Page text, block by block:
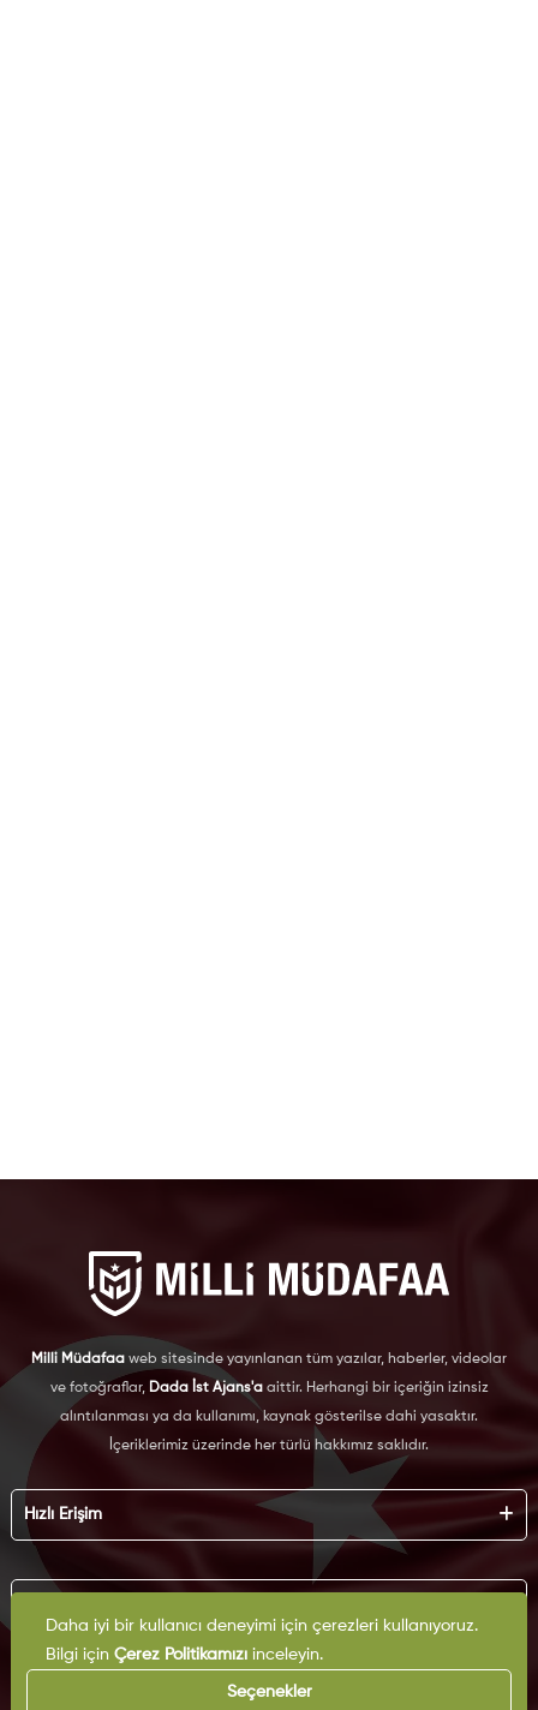
Milli Müdafaa web sitesinde yayınlanan tüm yazılar, haberler, videolar
ve fotoğraflar, Dada İst Ajans'aaittir. Herhangi bir içeriğin izinsiz
alıntılanması ya da kullanımı, kaynak gösterilse dahi yasaktır.
İçeriklerimiz üzerinde her türlü hakkımız saklıdır.
Hızlı Erişim
Künye
Reklam
İş Birliği
Arşiv
İletişim
KVKK
Çerez Politikası
Daha iyi bir kullanıcı deneyimi için çerezleri kullanıyoruz.
Bilgi için Çerez Politikamızıinceleyin.
Seçenekler